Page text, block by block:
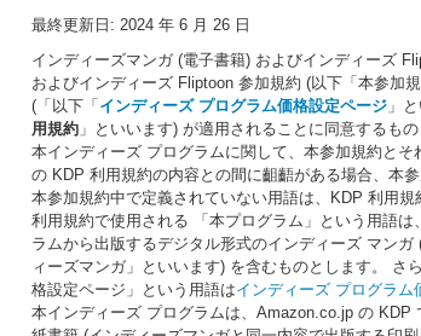
最終更新日: 2024 年 6 月 26 日
インディーズマンガ (電子書籍) およびインディーズ
およびインディーズ Fliptoon 参加規約 (以下「本参加
(「以下「 インディーズ プログラム価格設定ページ 」
用規約 」といいます) が適用されることに同意するもの
本インディーズ プログラムに関して、本参加規約と
の KDP 利用規約の内容との間に齟齬がある場合、本
本参加規約中で定義されていない用語は、KDP 利用
利用規約で使用される 「本プログラム」という用語
ラムから出版するデジタル形式のインディーズ マン
ィーズマンガ」といいます) を含むものとします。
格設定ページ」という用語はインディーズ プログラム
本インディーズ プログラムは、Amazon.co.jp の KDP